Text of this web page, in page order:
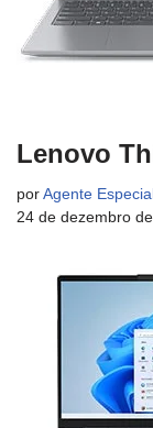
Lenovo
por Agente
24 de dezembro